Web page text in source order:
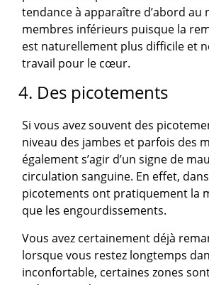
tendance à apparaître d’abord au
membres inférieurs puisque la
est naturellement plus difficile et
travail pour le cœur.
4. Des picotements
Si vous avez souvent des
niveau des jambes et parfois des
également s’agir d’un signe de
circulation sanguine. En effet,
picotements ont pratiquement la
que les engourdissements.
Vous avez certainement déjà
lorsque vous restez longtemps
inconfortable, certaines zones